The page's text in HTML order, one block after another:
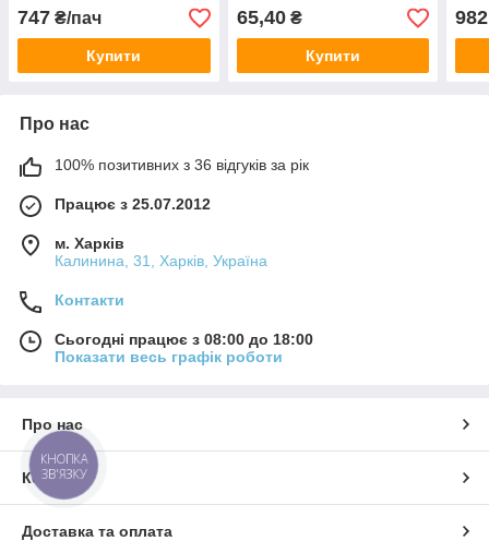
747 ₴/пач
Купити
65,40₴
Купити
Про нас
100% позитивних з 36 відгуків за рік
Працює з 25.07.2012
м. Харків
Калинина, 31, Харків, Україна
Контакти
Сьогодні працює з 08:00 до 18:00
Показати весь графік роботи
Про нас
Контакти
Доставка та оплата
КНОПКА
ЗВ'ЯЗКУ